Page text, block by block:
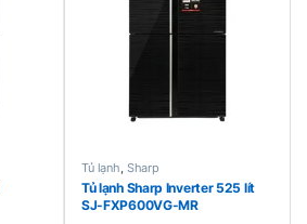
Tủ lạnh Sharp
Tủ lạnh Sharp Inverter 525 lít
SJ-FXP600VG-MR